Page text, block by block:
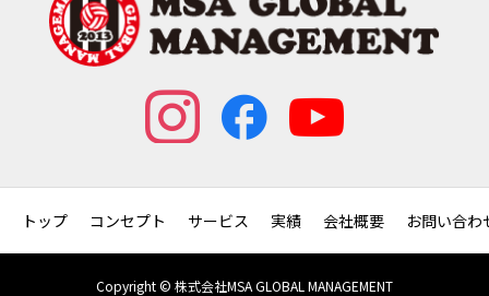
トップ コンセプト サービス 実績 会社概要 お問い合わ
Copyright © 株式会社MSA GLOBAL MANAGEMENT